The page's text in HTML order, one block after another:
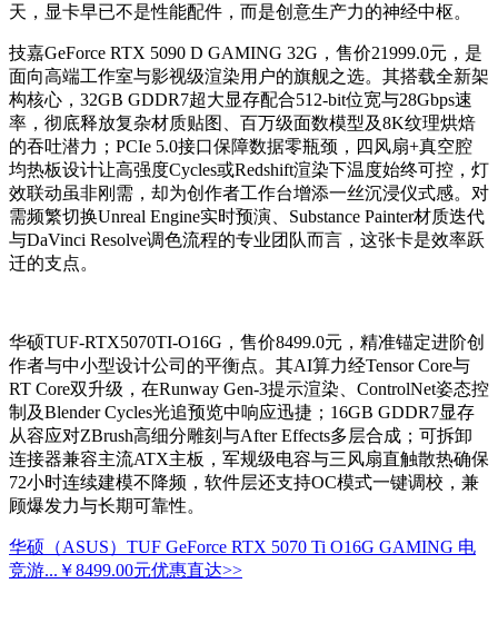
天，显卡早已不是性能配件，而是创意生产力的神经中枢。
技嘉GeForce RTX 5090 D GAMING 32G，售价21999.0元，是
面向高端工作室与影视级渲染用户的旗舰之选。其搭载全新架
构核心，32GB GDDR7超大显存配合512-bit位宽与28Gbps速
率，彻底释放复杂材质贴图、百万级面数模型及8K纹理烘焙
的吞吐潜力；PCIe 5.0接口保障数据零瓶颈，四风扇+真空腔
均热板设计让高强度Cycles或Redshift渲染下温度始终可控，灯
效联动虽非刚需，却为创作者工作台增添一丝沉浸仪式感。对
需频繁切换Unreal Engine实时预演、Substance Painter材质迭代
与DaVinci Resolve调色流程的专业团队而言，这张卡是效率跃
迁的支点。
华硕TUF-RTX5070TI-O16G，售价8499.0元，精准锚定进阶创
作者与中小型设计公司的平衡点。其AI算力经Tensor Core与
RT Core双升级，在Runway Gen-3提示渲染、ControlNet姿态控
制及Blender Cycles光追预览中响应迅捷；16GB GDDR7显存
从容应对ZBrush高细分雕刻与After Effects多层合成；可拆卸
连接器兼容主流ATX主板，军规级电容与三风扇直触散热确保
72小时连续建模不降频，软件层还支持OC模式一键调校，兼
顾爆发力与长期可靠性。
华硕（ASUS）TUF GeForce RTX 5070 Ti O16G GAMING 电
竞游... ￥8499.00元优惠直达>>